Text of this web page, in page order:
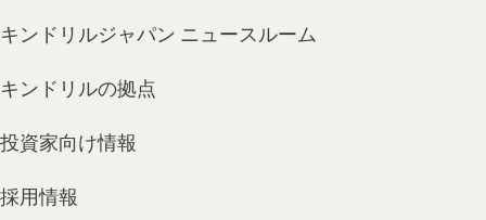
キンドリルジャパン ニュースルーム
キンドリルの拠点
投資家向け情報
採用情報